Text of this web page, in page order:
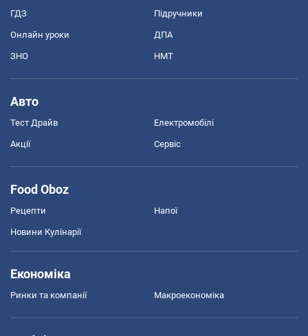
ГДЗ Підручники
Онлайн уроки ДПА
ЗНО НМТ
Авто
Тест Драйв Електромобілі
Акції Сервіс
Food Oboz
Рецепти Напої
Новини Кулінарії
Економіка
Ринки та компанії Макроекономіка